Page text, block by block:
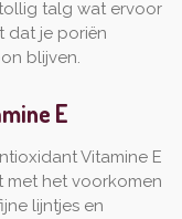
talg wat ervoor
dat je poriën
blijven.
E
Vitamine E
met het voorkomen
lijntjes en